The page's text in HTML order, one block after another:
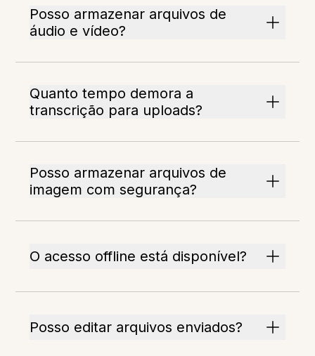
Posso armazenar arquivos de
áudio e vídeo?
Quanto tempo demora a
transcrição para uploads?
Posso armazenar arquivos de
imagem com segurança?
O acesso offline está disponível?
Posso editar arquivos enviados?